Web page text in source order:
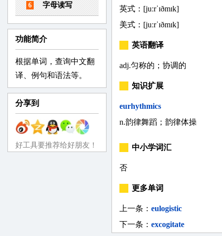
6 字母读写
功能简介
根据单词，查询中文翻
译、例句和语法等。
分享到
好工具要推荐给好朋友！
英式：[juːrˈɪðmɪk]
美式：[juːrˈɪðmɪk]
英语翻译
adj.匀称的；协调的
知识扩展
eurhythmics
n.韵律舞蹈；韵律体操
中小学词汇
否
更多单词
上一条： eulogistic
下一条： excogitate